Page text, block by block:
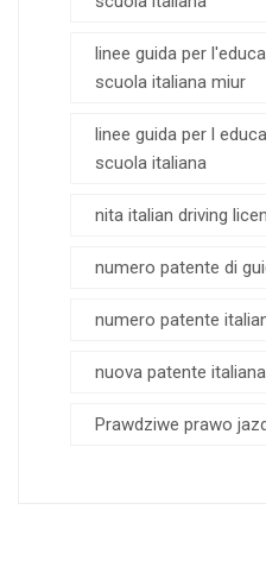
linee guida per
scuola italiana miur
linee guida per l
scuola italiana
nita italian driving
numero patente di
numero patente
nuova patente italiana
Prawdziwe prawo